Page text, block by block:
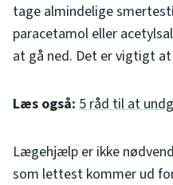
tage almindelige
paracetamol eller
at gå ned. Det er vigtigt
Læs også: 5 råd til at
Lægehjælp er ikke
som lettest kommer ud